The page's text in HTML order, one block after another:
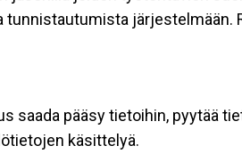
tunnistautumista järjestelmään.
saada pääsy tietoihin, pyytää
käsittelyä.